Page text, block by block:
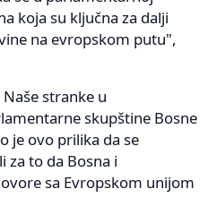
koja su ključna za dalji
na evropskom putu",
stranke u
skupštine Bosne
je ovo prilika da se
za to da Bosna i
sa Evropskom unijom